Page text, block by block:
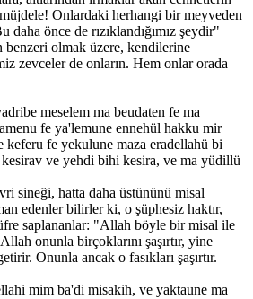
Onlardaki herhangi bir meyveden
daha önce de rızıklandığımız şeydir"
benzeri olmak üzere, kendilerine
zevceler de onların. Hem onlar orada
meselem ma beudaten fe ma
fe ya'lemune ennehül hakku mir
keferu fe yekulune maza eradellahü bi
ve yehdi bihi kesira, ve ma yüdillü
sineği, hatta daha üstününü misal
edenler bilirler ki, o şüphesiz haktır,
saplananlar: "Allah böyle bir misal ile
onunla birçoklarını şaşırtır, yine
Onunla ancak o fasıkları şaşırtır.
mim ba'di misakih, ve yaktaune ma